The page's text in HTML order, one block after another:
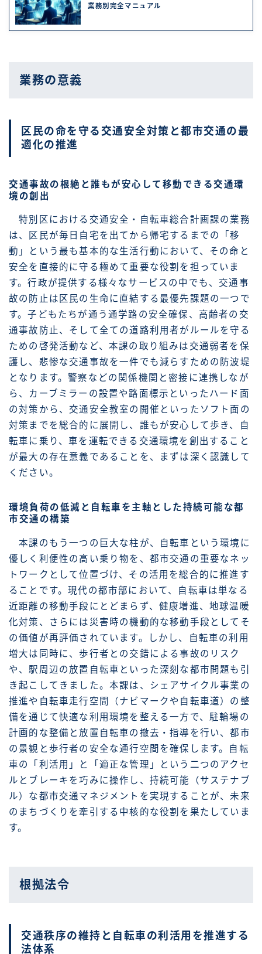
業務別完全マニュアル
業務の意義
区民の命を守る交通安全対策と都市交通の最
適化の推進
交通事故の根絶と誰もが安心して移動できる交通環
境の創出
特別区における交通安全・自転車総合計画課の業務
は、区民が毎日自宅を出てから帰宅するまでの「移
動」という最も基本的な生活行動において、その命と
安全を直接的に守る極めて重要な役割を担っていま
す。行政が提供する様々なサービスの中でも、交通事
故の防止は区民の生命に直結する最優先課題の一つで
す。子どもたちが通う通学路の安全確保、高齢者の交
通事故防止、そして全ての道路利用者がルールを守る
ための啓発活動など、本課の取り組みは交通弱者を保
護し、悲惨な交通事故を一件でも減らすための防波堤
となります。警察などの関係機関と密接に連携しなが
ら、カーブミラーの設置や路面標示といったハード面
の対策から、交通安全教室の開催といったソフト面の
対策までを総合的に展開し、誰もが安心して歩き、自
転車に乗り、車を運転できる交通環境を創出すること
が最大の存在意義であることを、まずは深く認識して
ください。
環境負荷の低減と自転車を主軸とした持続可能な都
市交通の構築
本課のもう一つの巨大な柱が、自転車という環境に
優しく利便性の高い乗り物を、都市交通の重要なネッ
トワークとして位置づけ、その活用を総合的に推進す
ることです。現代の都市部において、自転車は単なる
近距離の移動手段にとどまらず、健康増進、地球温暖
化対策、さらには災害時の機動的な移動手段としてそ
の価値が再評価されています。しかし、自転車の利用
増大は同時に、歩行者との交錯による事故のリスク
や、駅周辺の放置自転車といった深刻な都市問題も引
き起こしてきました。本課は、シェアサイクル事業の
推進や自転車走行空間（ナビマークや自転車道）の整
備を通じて快適な利用環境を整える一方で、駐輪場の
計画的な整備と放置自転車の撤去・指導を行い、都市
の景観と歩行者の安全な通行空間を確保します。自転
車の「利活用」と「適正な管理」という二つのアクセ
ルとブレーキを巧みに操作し、持続可能（サステナブ
ル）な都市交通マネジメントを実現することが、未来
のまちづくりを牽引する中核的な役割を果たしていま
す。
根拠法令
交通秩序の維持と自転車の利活用を推進する
法体系